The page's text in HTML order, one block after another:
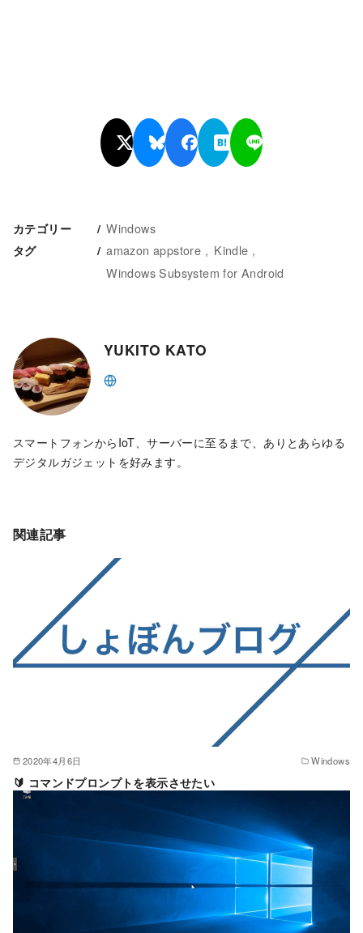
カテゴリー Windows
タグ amazon appstore
Kindle
Windows Subsystem for Android
YUKITO KATO
スマートフォンからIoT、サーバーに至るまで、ありとあらゆる
デジタルガジェットを好みます。
関連記事
2020年4月6日 Windows
🔰 コマンドプロンプトを表示させたい